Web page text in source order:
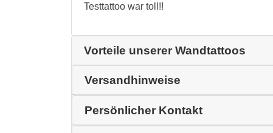
Testtattoo war toll!!
Vorteile unserer Wandtattoos
Versandhinweise
Persönlicher Kontakt